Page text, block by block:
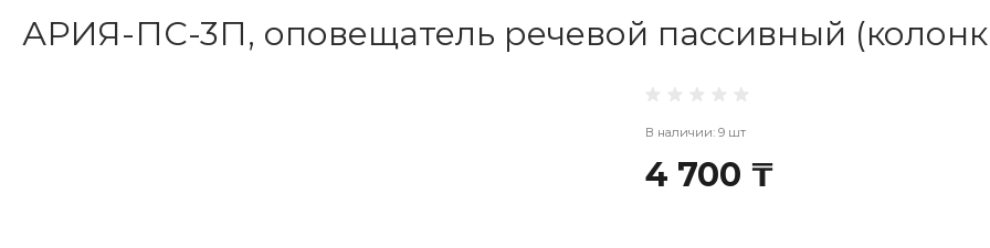
АРИЯ-ПС-3П, оповещатель речевой пассивный
В наличии: 9 шт
4 700 ₸